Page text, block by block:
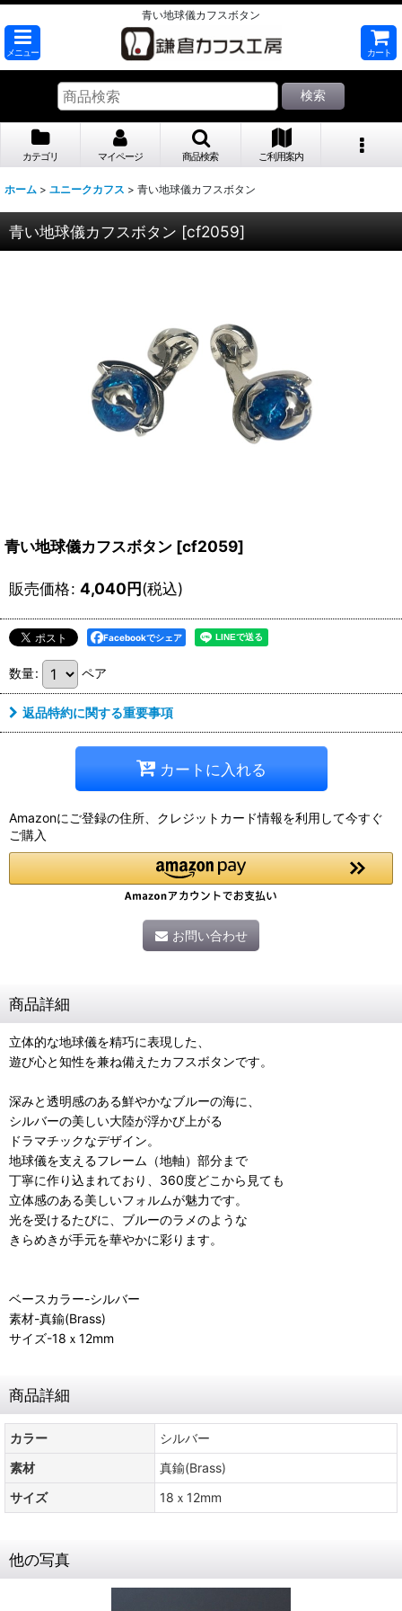
青い地球儀カフスボタン
メニュー カート
検索
カテゴリ マイページ 商品検索 ご利用案内
ホーム > ユニークカフス > 青い地球儀カフスボタン
青い地球儀カフスボタン [cf2059]
青い地球儀カフスボタン [cf2059]
販売価格: 4,040円(税込)
Facebookでシェア
数量: ペア
返品特約に関する重要事項
カートに入れる
Amazonにご登録の住所、クレジットカード情報を利用して今すぐ
ご購入
お問い合わせ
商品詳細
立体的な地球儀を精巧に表現した、
遊び心と知性を兼ね備えたカフスボタンです。
深みと透明感のある鮮やかなブルーの海に、
シルバーの美しい大陸が浮かび上がる
ドラマチックなデザイン。
地球儀を支えるフレーム（地軸）部分まで
丁寧に作り込まれており、360度どこから見ても
立体感のある美しいフォルムが魅力です。
光を受けるたびに、ブルーのラメのような
きらめきが手元を華やかに彩ります。
ベースカラー-シルバー
素材-真鍮(Brass)
サイズ-18ｘ12mm
商品詳細
カラー
シルバー
素材
真鍮(Brass)
サイズ
18ｘ12mm
他の写真